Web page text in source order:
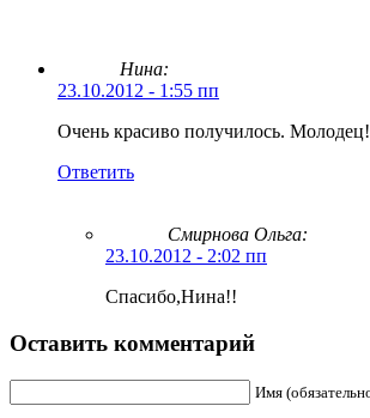
Нина:
23.10.2012 - 1:55 пп
Очень красиво получилось.
Ответить
Смирнова Ольга:
23.10.2012 - 2:02 пп
Спасибо,Нина!!
Оставить комментарий
Имя